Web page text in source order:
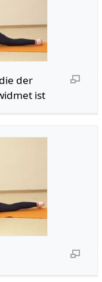
der
ist